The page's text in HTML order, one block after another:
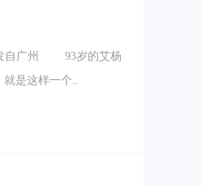
发自广州 93岁的艾杨
就是这样一个..